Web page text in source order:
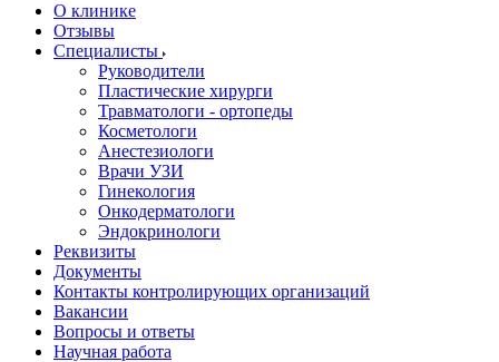
О клинике
Отзывы
Специалисты
Руководители
Пластические хирурги
Травматологи - ортопеды
Косметологи
Анестезиологи
Врачи УЗИ
Гинекология
Онкодерматологи
Эндокринологи
Реквизиты
Документы
Контакты контролирующих организаций
Вакансии
Вопросы и ответы
Научная работа